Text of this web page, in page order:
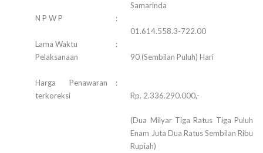
N P W P
Lama Waktu
Pelaksanaan
Harga Penawaran
terkoreksi
:
:
:
Samarinda
01.614.558.3-722.00
90 (Sembilan Puluh) Hari
Rp. 2.336.290.000,-
(Dua Milyar Tiga Ratus Tiga Puluh
Enam Juta Dua Ratus Sembilan Ribu
Rupiah)